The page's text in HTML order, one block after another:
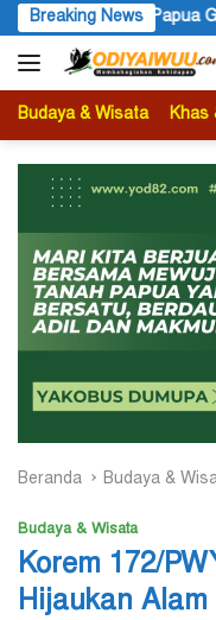
Langsung
ke
konten
Breaking News
Pengalaman
Budaya & Wisata Khas
Beranda Budaya &
Budaya & Wisata
Korem 172/
Hijaukan Alam